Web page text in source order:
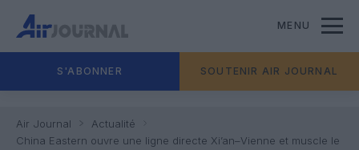
MENU
S'ABONNER SOUTENIR AIR JOURNAL
Air Journal
Actualité
China Eastern ouvre une ligne directe Xi’an–Vienne et muscle le